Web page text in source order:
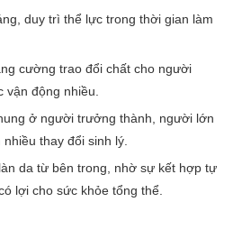
duy trì thể lực trong thời gian làm
cường trao đổi chất cho người
động nhiều.
ở người trưởng thành, người lớn
thay đổi sinh lý.
da từ bên trong, nhờ sự kết hợp tự
lợi cho sức khỏe tổng thể.